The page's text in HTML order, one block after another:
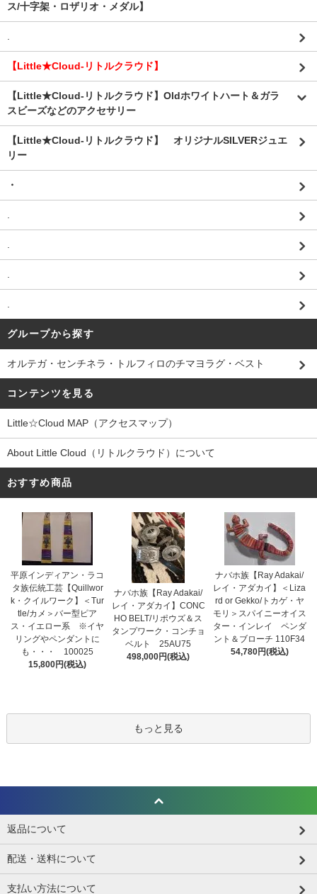
ス/十字架・ロザリオ・メダル】
.
【Little★Cloud-リトルクラウド】
【Little★Cloud-リトルクラウド】Oldホワイトハート＆ガラ
スビーズなどのアクセサリー
【Little★Cloud-リトルクラウド】 オリジナルSILVERジュエ
リー
・
.
.
.
.
グループから探す
オルテガ・センチネラ・トルフィロのチマヨラグ・ベスト
コンテンツを見る
Little☆Cloud MAP（アクセスマップ）
About Little Cloud（リトルクラウド）について
おすすめ商品
平原インディアン・ラコ
タ族伝統工芸【Quillwor
k・クイルワーク】＜Tur
tle/カメ＞バー型ピア
ス・イエロー系 ※イヤ
リングやペンダントに
も・・・ 100025
15,800円(税込)
ナバホ族【Ray Adakai/
レイ・アダカイ】CONC
HO BELT/リポウズ＆ス
タンプワーク・コンチョ
ベルト 25AU75
498,000円(税込)
ナバホ族【Ray Adakai/
レイ・アダカイ】＜Liza
rd or Gekko/トカゲ・ヤ
モリ＞スパイニーオイス
ター・インレイ ペンダ
ント＆ブローチ 110F34
54,780円(税込)
もっと見る
返品について
配送・送料について
支払い方法について